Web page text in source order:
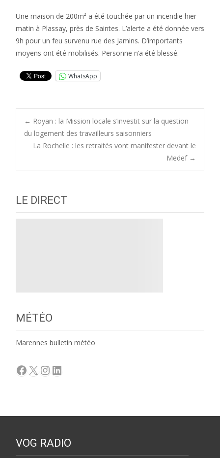
Une maison de 200m² a été touchée par un incendie hier
matin à Plassay, près de Saintes. L’alerte a été donnée vers
9h pour un feu survenu rue des Jamins. D’importants
moyens ont été mobilisés. Personne n’a été blessé.
WhatsApp
Post
← Royan : la Mission locale s’investit sur la question
du logement des travailleurs saisonniers
La Rochelle : les retraités vont manifester devant le
Medef →
LE DIRECT
MÉTÉO
Marennes bulletin météo
Facebook
X Instagram
LinkedIn
VOG RADIO